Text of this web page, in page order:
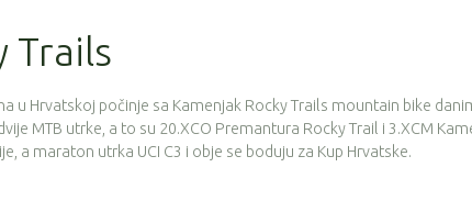
Trails
u Hrvatskoj počinje sa Kamenjak Rocky Trails mountain bike
MTB utrke, a to su 20.XCO Premantura Rocky Trail i 3.XCM
a maraton utrka UCI C3 i obje se boduju za Kup Hrvatske.